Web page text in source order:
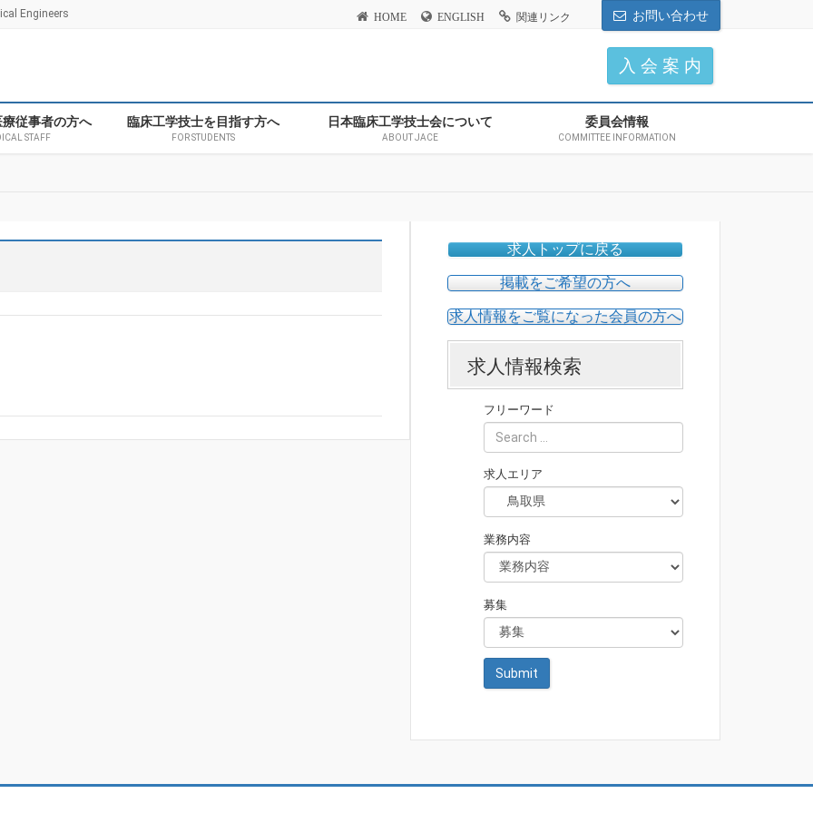
Engineers HOME ENGLISH 関連リンク お問い合わせ
入 会 案 内
従事者の方へ
STAFF
臨床工学技士を目指す方へ
FOR STUDENTS
日本臨床工学技士会について
ABOUT JACE
委員会情報
COMMITTEE INFORMATION
求人トップに戻る
掲載をご希望の方へ
求人情報をご覧になった会員の方へ
求人情報検索
フリーワード
求人エリア
業務内容
募集